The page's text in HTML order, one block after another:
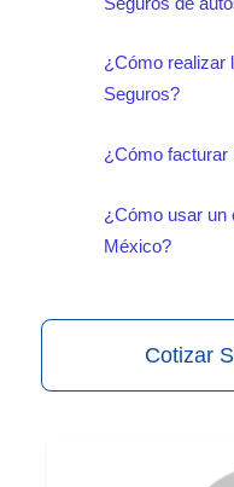
¿Cómo realizar
Seguros?
¿Cómo facturar
¿Cómo usar un
México?
Cotizar